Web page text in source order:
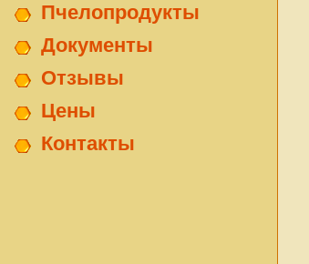
Пчелопродукты
Документы
Отзывы
Цены
Контакты